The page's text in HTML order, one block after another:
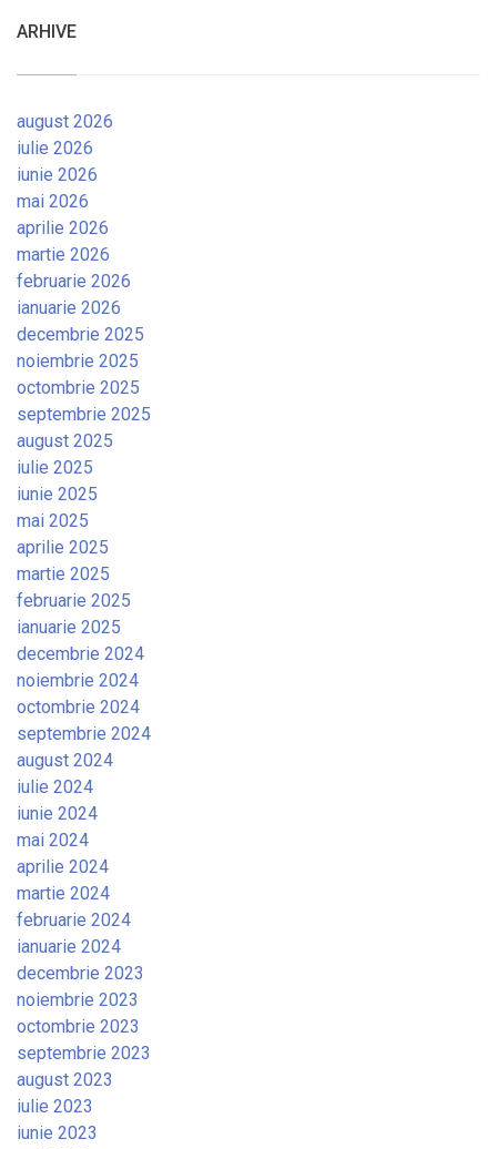
ARHIVE
august 2026
iulie 2026
iunie 2026
mai 2026
aprilie 2026
martie 2026
februarie 2026
ianuarie 2026
decembrie 2025
noiembrie 2025
octombrie 2025
septembrie 2025
august 2025
iulie 2025
iunie 2025
mai 2025
aprilie 2025
martie 2025
februarie 2025
ianuarie 2025
decembrie 2024
noiembrie 2024
octombrie 2024
septembrie 2024
august 2024
iulie 2024
iunie 2024
mai 2024
aprilie 2024
martie 2024
februarie 2024
ianuarie 2024
decembrie 2023
noiembrie 2023
octombrie 2023
septembrie 2023
august 2023
iulie 2023
iunie 2023